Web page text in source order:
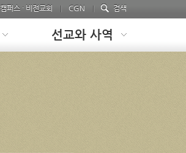
캠퍼스 · 비전교회 CGN 검색
선교와 사역